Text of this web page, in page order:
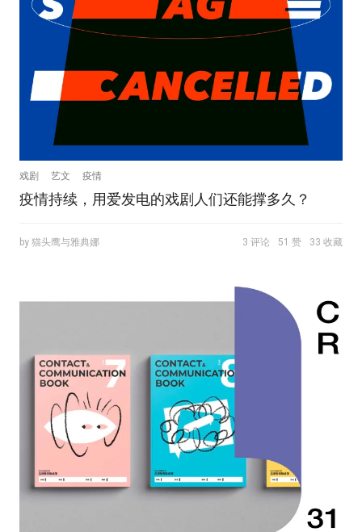
戏剧 艺文 疫情
疫情持续，用爱发电的戏剧人们还能撑多久？
by 猫头鹰与雅典娜 3 评论 51 赞 33 收藏